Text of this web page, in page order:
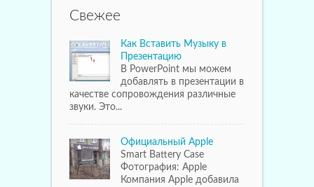
Свежее
Как Вставить Музыку в
Презентацию
В PowerPoint мы можем
добавлять в презентации в
качестве сопровождения различные
звуки. Это...
Официальный Apple
Smart Battery Case
Фотография: Apple
Компания Apple добавила